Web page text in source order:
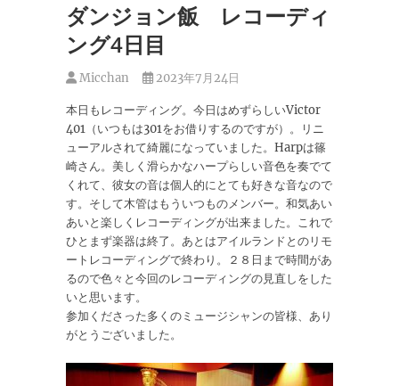
ダンジョン飯 レコーディ
ング4日目
Micchan 2023年7月24日
本日もレコーディング。今日はめずらしいVictor
401（いつもは301をお借りするのですが）。リニ
ューアルされて綺麗になっていました。Harpは篠
崎さん。美しく滑らかなハープらしい音色を奏でて
くれて、彼女の音は個人的にとても好きな音なので
す。そして木管はもういつものメンバー。和気あい
あいと楽しくレコーディングが出来ました。これで
ひとまず楽器は終了。あとはアイルランドとのリモ
ートレコーディングで終わり。２８日まで時間があ
るので色々と今回のレコーディングの見直しをした
いと思います。
参加くださった多くのミュージシャンの皆様、あり
がとうございました。